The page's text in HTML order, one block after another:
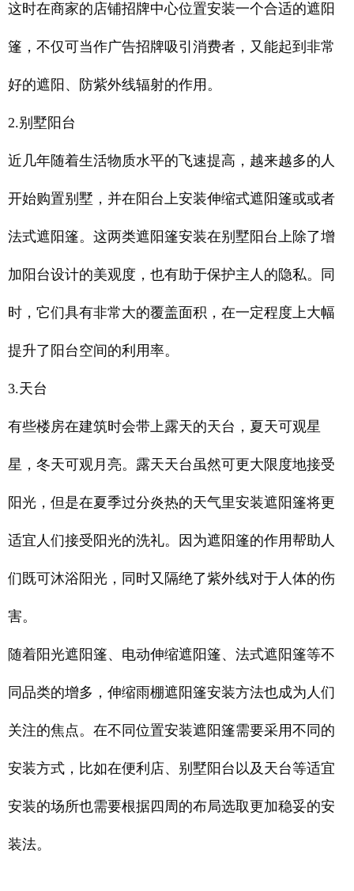
这时在商家的店铺招牌中心位置安装一个合适的遮阳
篷，不仅可当作广告招牌吸引消费者，又能起到非常
好的遮阳、防紫外线辐射的作用。
2.别墅阳台
近几年随着生活物质水平的飞速提高，越来越多的人
开始购置别墅，并在阳台上安装伸缩式遮阳篷或或者
法式遮阳篷。这两类遮阳篷安装在别墅阳台上除了增
加阳台设计的美观度，也有助于保护主人的隐私。同
时，它们具有非常大的覆盖面积，在一定程度上大幅
提升了阳台空间的利用率。
3.天台
有些楼房在建筑时会带上露天的天台，夏天可观星
星，冬天可观月亮。露天天台虽然可更大限度地接受
阳光，但是在夏季过分炎热的天气里安装遮阳篷将更
适宜人们接受阳光的洗礼。因为遮阳篷的作用帮助人
们既可沐浴阳光，同时又隔绝了紫外线对于人体的伤
害。
随着阳光遮阳篷、电动伸缩遮阳篷、法式遮阳篷等不
同品类的增多，伸缩雨棚遮阳篷安装方法也成为人们
关注的焦点。在不同位置安装遮阳篷需要采用不同的
安装方式，比如在便利店、别墅阳台以及天台等适宜
安装的场所也需要根据四周的布局选取更加稳妥的安
装法。